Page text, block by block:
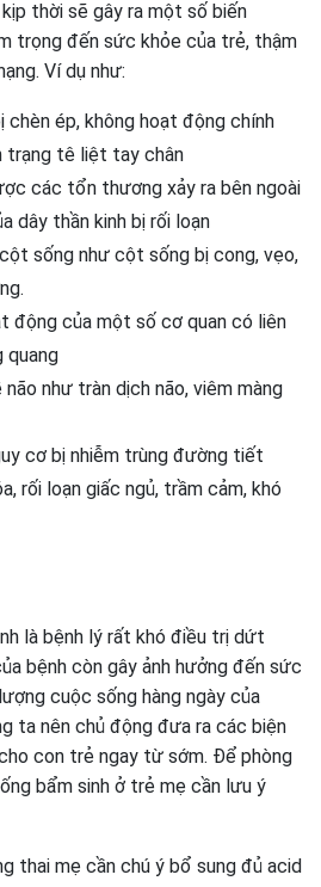
thời sẽ gây ra một số biến
trọng đến sức khỏe của trẻ, thậm
Ví dụ như:
chèn ép, không hoạt động chính
trạng tê liệt tay chân
các tổn thương xảy ra bên ngoài
dây thần kinh bị rối loạn
sống như cột sống bị cong, vẹo,
động của một số cơ quan có liên
quang
như tràn dịch não, viêm màng
cơ bị nhiễm trùng đường tiết
rối loạn giấc ngủ, trầm cảm, khó
là bệnh lý rất khó điều trị dứt
bệnh còn gây ảnh hưởng đến sức
cuộc sống hàng ngày của
ta nên chủ động đưa ra các biện
con trẻ ngay từ sớm. Để phòng
bẩm sinh ở trẻ mẹ cần lưu ý
thai mẹ cần chú ý bổ sung đủ acid